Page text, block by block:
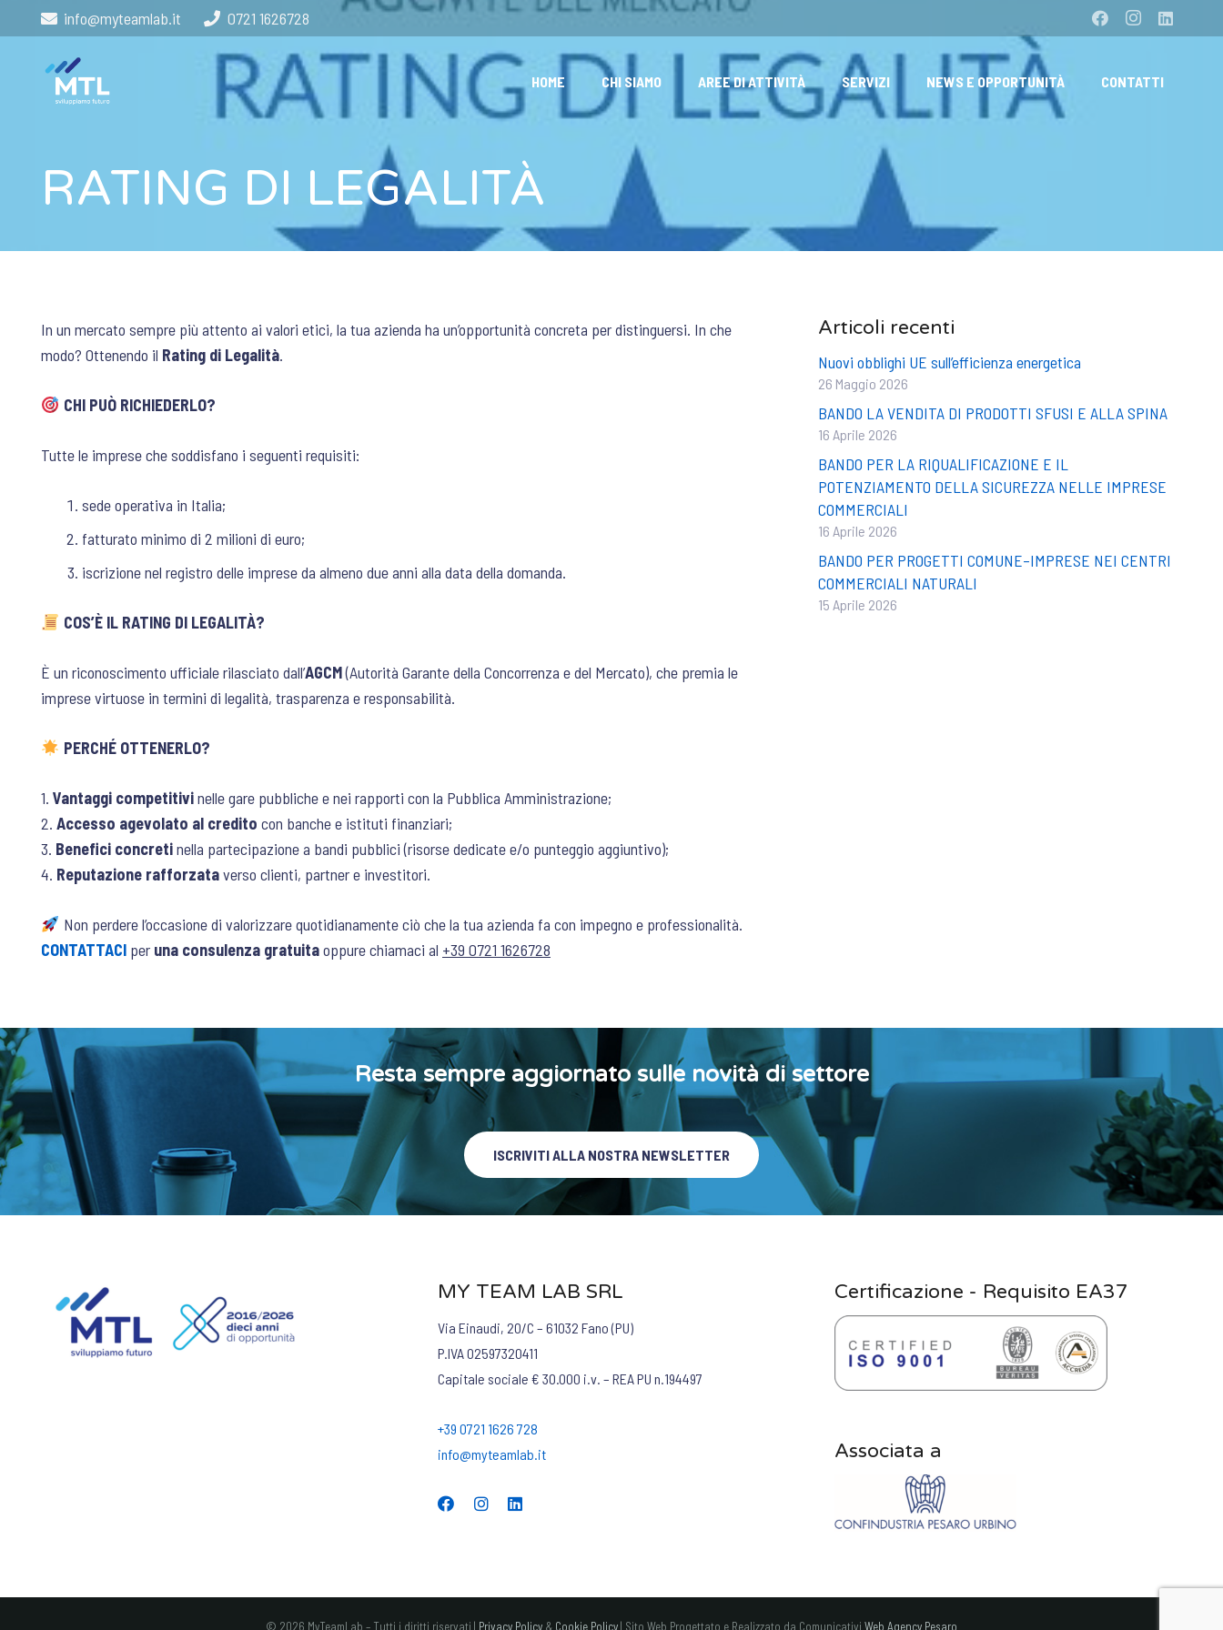
info@myteamlab.it 0721 1626728
HOME CHI SIAMO AREE DI ATTIVITÀ SERVIZI NEWS E OPPORTUNITÀ CONTATTI
RATING DI LEGALITÀ
In un mercato sempre più attento ai valori etici, la tua azienda ha un’opportunità concreta per distinguersi. In che
modo? Ottenendo il Rating di Legalità.
CHI PUÒ RICHIEDERLO?
Tutte le imprese che soddisfano i seguenti requisiti:
sede operativa in Italia;
fatturato minimo di 2 milioni di euro;
iscrizione nel registro delle imprese da almeno due anni alla data della domanda.
COS’È IL RATING DI LEGALITÀ?
È un riconoscimento ufficiale rilasciato dall’AGCM(Autorità Garante della Concorrenza e del Mercato), che premia le
imprese virtuose in termini di legalità, trasparenza e responsabilità.
PERCHÉ OTTENERLO?
1. Vantaggi competitivinelle gare pubbliche e nei rapporti con la Pubblica Amministrazione;
2. Accesso agevolato al credito con banche e istituti finanziari;
3. Benefici concretinella partecipazione a bandi pubblici (risorse dedicate e/o punteggio aggiuntivo);
4. Reputazione rafforzataverso clienti, partner e investitori.
Non perdere l’occasione di valorizzare quotidianamente ciò che la tua azienda fa con impegno e professionalità.
CONTATTACI per una consulenza gratuitaoppure chiamaci al +39 0721 1626728
Articoli recenti
Nuovi obblighi UE sull’efficienza energetica
26 Maggio 2026
BANDO LA VENDITA DI PRODOTTI SFUSI E ALLA SPINA
16 Aprile 2026
BANDO PER LA RIQUALIFICAZIONE E IL
POTENZIAMENTO DELLA SICUREZZA NELLE IMPRESE
COMMERCIALI
16 Aprile 2026
BANDO PER PROGETTI COMUNE–IMPRESE NEI CENTRI
COMMERCIALI NATURALI
15 Aprile 2026
Resta sempre aggiornato sulle novità di settore
ISCRIVITI ALLA NOSTRA NEWSLETTER
MY TEAM LAB SRL
Via Einaudi, 20/C – 61032 Fano (PU)
P.IVA 02597320411
Capitale sociale € 30.000 i.v. – REA PU n.194497
+39 0721 1626 728
info@myteamlab.it
Certificazione - Requisito EA37
Associata a
© 2026 MyTeamLab – Tutti i diritti riservati | Privacy Policy & Cookie Policy| Sito Web Progettato e Realizzato da Comunicativi Web Agency Pesaro